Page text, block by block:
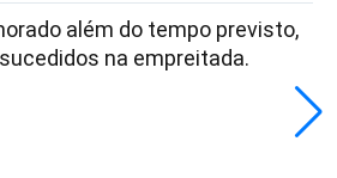
além do tempo previsto,
na empreitada.